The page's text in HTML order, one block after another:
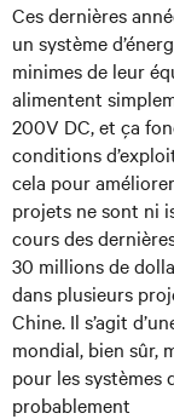
Ces dernières
un système
minimes de leur
alimentent
200V DC, et ça
conditions
cela pour
projets ne sont ni
cours des
30 millions de
dans plusieurs
Chine. Il s’agit
mondial, bien sûr,
pour les systèmes
probablement